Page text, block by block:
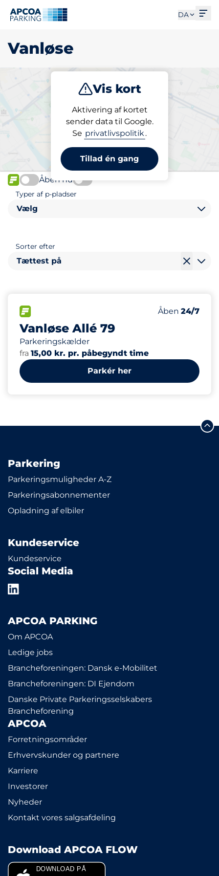
DA
Vanløse
Vis kort
Aktivering af kortet
sender data til Google.
Se privatlivspolitik.
Tillad én gang
Parkering
Vælg din p-plads i Vanløse
FLOW
Åben nu
Typer af p-pladser
Vælg
Sorter efter
Tættest på
Vanløse Allé 79
Parkeringskælder
Antal
Antal pladser
21
Lørdag
Åben 24/7
fra 15,00 kr. pr. påbegyndt time
Parkér her
Parkering
Parkeringsmuligheder A-Z
Parkeringsabonnementer
Opladning af elbiler
Kundeservice
Kundeservice
Social Media
APCOA PARKING
Om APCOA
Ledige jobs
Brancheforeningen: Dansk e-Mobilitet
Brancheforeningen: DI Ejendom
Danske Private Parkeringsselskabers
Brancheforening
APCOA
Forretningsområder
Erhvervskunder og partnere
Karriere
Investorer
Nyheder
Kontakt vores salgsafdeling
Download APCOA FLOW